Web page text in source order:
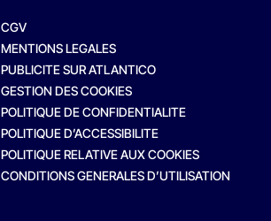
CGV
MENTIONS LEGALES
PUBLICITE SUR ATLANTICO
GESTION DES COOKIES
POLITIQUE DE CONFIDENTIALITE
POLITIQUE D’ACCESSIBILITE
POLITIQUE RELATIVE AUX COOKIES
CONDITIONS GENERALES D’UTILISATION